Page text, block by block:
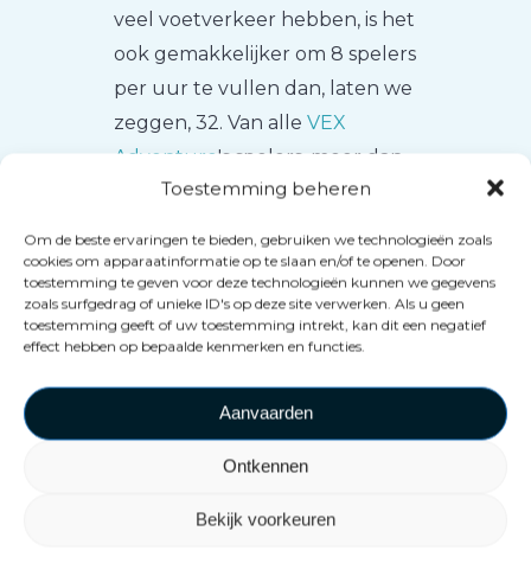
Toestemming beheren
Om de beste ervaringen te bieden, gebruiken we technologieën zoals
cookies om apparaatinformatie op te slaan en/of te openen. Door
toestemming te geven voor deze technologieën kunnen we gegevens
zoals surfgedrag of unieke ID's op deze site verwerken. Als u geen
toestemming geeft of uw toestemming intrekt, kan dit een negatief
effect hebben op bepaalde kenmerken en functies.
Aanvaarden
Ontkennen
Bekijk voorkeuren
veel voetverkeer hebben, is het
ook gemakkelijker om 8 spelers
per uur te vullen dan, laten we
zeggen, 32. Van alleVEX
Adventure's spelers, meer dan
41% komen meerdere keren
dan 4 keer!